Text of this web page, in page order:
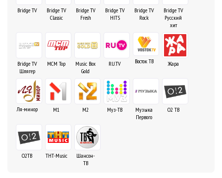
Bridge TV
Bridge TV
Classic
Bridge TV
Fresh
Bridge TV
HITS
Bridge TV
Rock
Bridge TV
Русский
хит
Bridge TV
Шлягер
MCM Top
Music Box
Gold
RU.TV Восток ТВ Жара
Ля-минор М1 М2 Муз-ТВ
Музыка
Первого
О2 ТВ
О2ТВ ТНТ-Music
Шансон-
TB